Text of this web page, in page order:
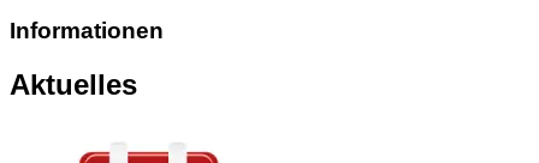
Informationen
Aktuelles